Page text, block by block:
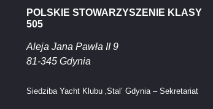
POLSKIE STOWARZYSZENIE KLASY
505
Aleja Jana Pawła II 9
81-345 Gdynia
Siedziba Yacht Klubu ‚Stal’ Gdynia – Sekretariat